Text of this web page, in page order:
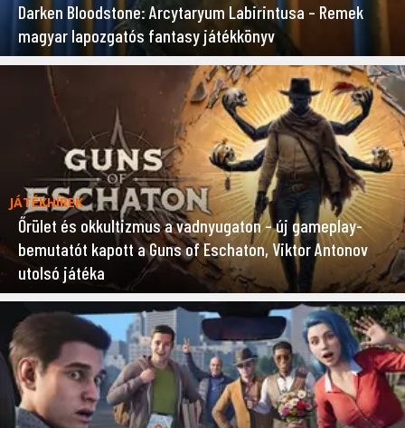
Darken Bloodstone: Arcytaryum Labirintusa – Remek
magyar lapozgatós fantasy játékkönyv
JÁTÉKHÍREK
Őrület és okkultizmus a vadnyugaton – új gameplay-
bemutatót kapott a Guns of Eschaton, Viktor Antonov
utolsó játéka